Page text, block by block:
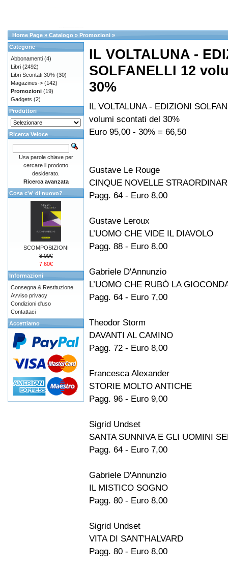
Home Page » Catalogo » Promozioni »
IL VOLTALUNA -
SOLFANELLI 12
30%
IL VOLTALUNA - EDIZIONI
volumi scontati del 30%
Euro 95,00 - 30% = 66,50
Gustave Le Rouge
CINQUE NOVELLE
Pagg. 64 - Euro 8,00
Gustave Leroux
L’UOMO CHE VIDE IL DIAVOLO
Pagg. 88 - Euro 8,00
Gabriele D'Annunzio
L’UOMO CHE RUBÒ LA
Pagg. 64 - Euro 7,00
Theodor Storm
DAVANTI AL CAMINO
Pagg. 72 - Euro 8,00
Francesca Alexander
STORIE MOLTO ANTICHE
Pagg. 96 - Euro 9,00
Sigrid Undset
SANTA SUNNIVA E GLI UOMINI
Pagg. 64 - Euro 7,00
Gabriele D'Annunzio
IL MISTICO SOGNO
Pagg. 80 - Euro 8,00
Sigrid Undset
VITA DI SANT'HALVARD
Pagg. 80 - Euro 8,00
Categorie
Abbonamenti (4)
Libri (2492)
Libri Scontati 30% (30)
Magazines-> (142)
Promozioni (19)
Gadgets (2)
Produttori
Ricerca Veloce
Usa parole chiave per
cercare il prodotto
desiderato.
Ricerca avanzata
Cosa c'e' di nuovo?
SCOMPOSIZIONI
8.00€
7.60€
Informazioni
Consegna & Restituzione
Avviso privacy
Condizioni d'uso
Contattaci
Accettiamo